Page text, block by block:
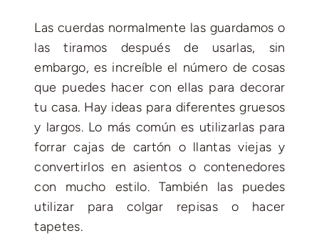
Las cuerdas normalmente las guardamos o
las tiramos después de usarlas, sin
embargo, es increíble el número de cosas
que puedes hacer con ellas para decorar
tu casa. Hay ideas para diferentes gruesos
y largos. Lo más común es utilizarlas para
forrar cajas de cartón o llantas viejas y
convertirlos en asientos o contenedores
con mucho estilo. También las puedes
utilizar para colgar repisas o hacer
tapetes.